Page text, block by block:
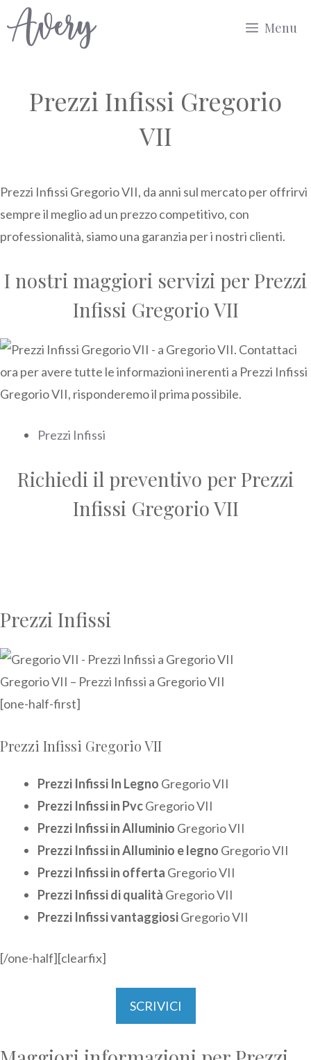
al
Menu
Prezzi Infissi Gregorio
VII
Prezzi Infissi Gregorio VII, da anni sul mercato per offrirvi
sempre il meglio ad un prezzo competitivo, con
professionalità, siamo una garanzia per i nostri clienti.
I nostri maggiori servizi per Prezzi
Infissi Gregorio VII
Prezzi Infissi
Richiedi il preventivo per Prezzi
Infissi Gregorio VII
Prezzi Infissi
Gregorio VII – Prezzi Infissi a Gregorio VII
[one-half-first]
Prezzi Infissi Gregorio VII
Prezzi Infissi In Legno Gregorio VII
Prezzi Infissi in PvcGregorio VII
Prezzi Infissi in Alluminio Gregorio VII
Prezzi Infissi in Alluminio e legno Gregorio VII
Prezzi Infissi in offerta Gregorio VII
Prezzi Infissi di qualità Gregorio VII
Prezzi Infissi vantaggiosiGregorio VII
[/one-half][clearfix]
SCRIVICI